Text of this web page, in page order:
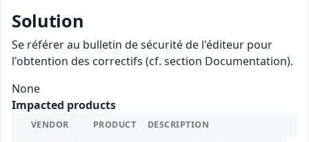
Solution
Se référer au bulletin de sécurité de l'éditeur pour
l'obtention des correctifs (cf. section Documentation).
None
Impacted products
VENDOR PRODUCT DESCRIPTION